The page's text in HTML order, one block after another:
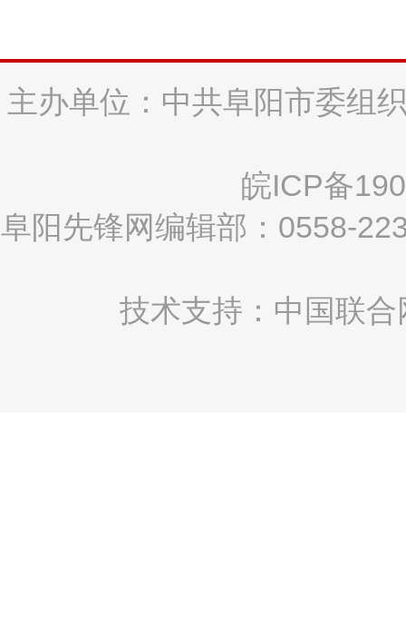
主办单位：中共阜阳市委组
皖ICP备
阜阳先锋网编辑部：0558-
技术支持：中国联